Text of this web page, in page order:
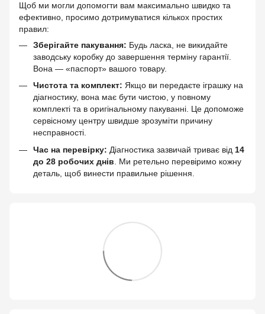
Щоб ми могли допомогти вам максимально швидко та
ефективно, просимо дотримуватися кількох простих
правил:
Зберігайте пакування: Будь ласка, не викидайте
заводську коробку до завершення терміну гарантії.
Вона — «паспорт» вашого товару.
Чистота та комплект: Якщо ви передаєте іграшку на
діагностику, вона має бути чистою, у повному
комплекті та в оригінальному пакуванні. Це допоможе
сервісному центру швидше зрозуміти причину
несправності.
Час на перевірку: Діагностика зазвичай триває від 14
до 28 робочих днів . Ми ретельно перевіримо кожну
деталь, щоб винести правильне рішення.